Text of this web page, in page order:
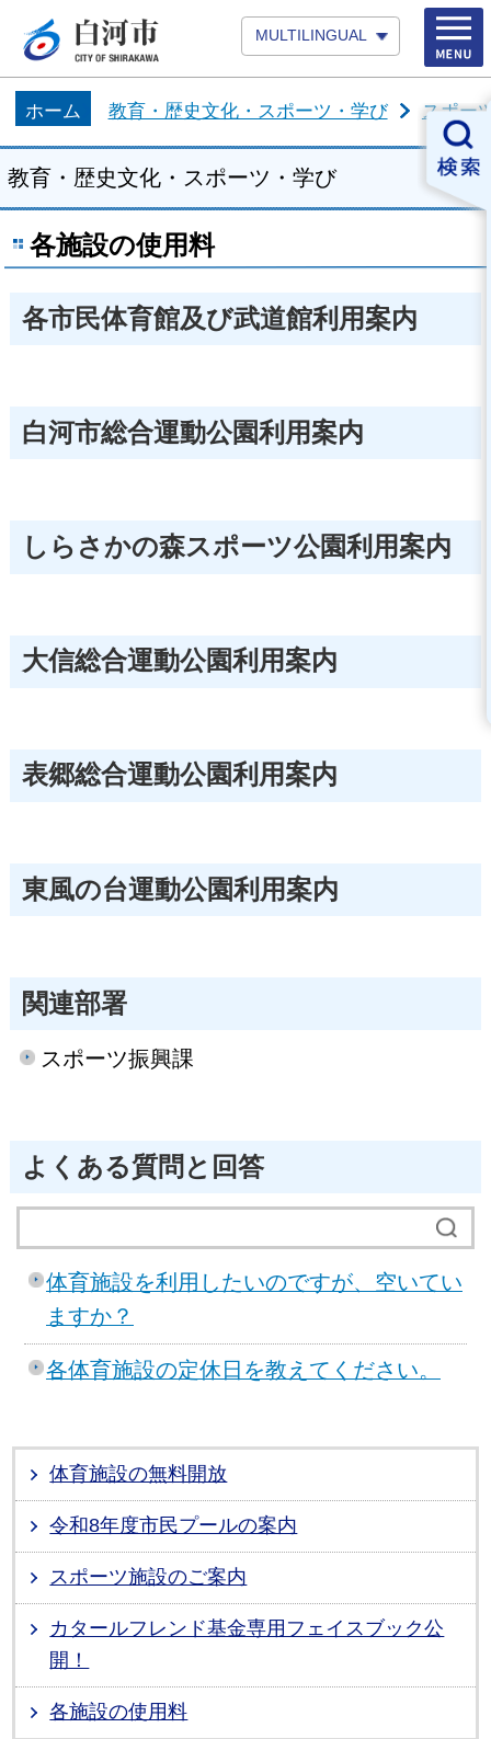
MULTILINGUAL
ホーム 教育・歴史文化・スポーツ・学び スポー
教育・歴史文化・スポーツ・学び
各施設の使用料
各市民体育館及び武道館利用案内
白河市総合運動公園利用案内
しらさかの森スポーツ公園利用案内
大信総合運動公園利用案内
表郷総合運動公園利用案内
東風の台運動公園利用案内
関連部署
スポーツ振興課
よくある質問と回答
体育施設を利用したいのですが、空いてい
ますか？
各体育施設の定休日を教えてください。
体育施設の無料開放
令和8年度市民プールの案内
スポーツ施設のご案内
カタールフレンド基金専用フェイスブック公
開！
各施設の使用料